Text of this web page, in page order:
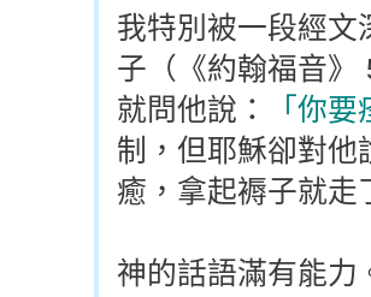
我特別被一段經
子（《約翰福音》
就問他說：
「你要
制，但耶穌卻對他
癒，拿起褥子就走
神的話語滿有能力